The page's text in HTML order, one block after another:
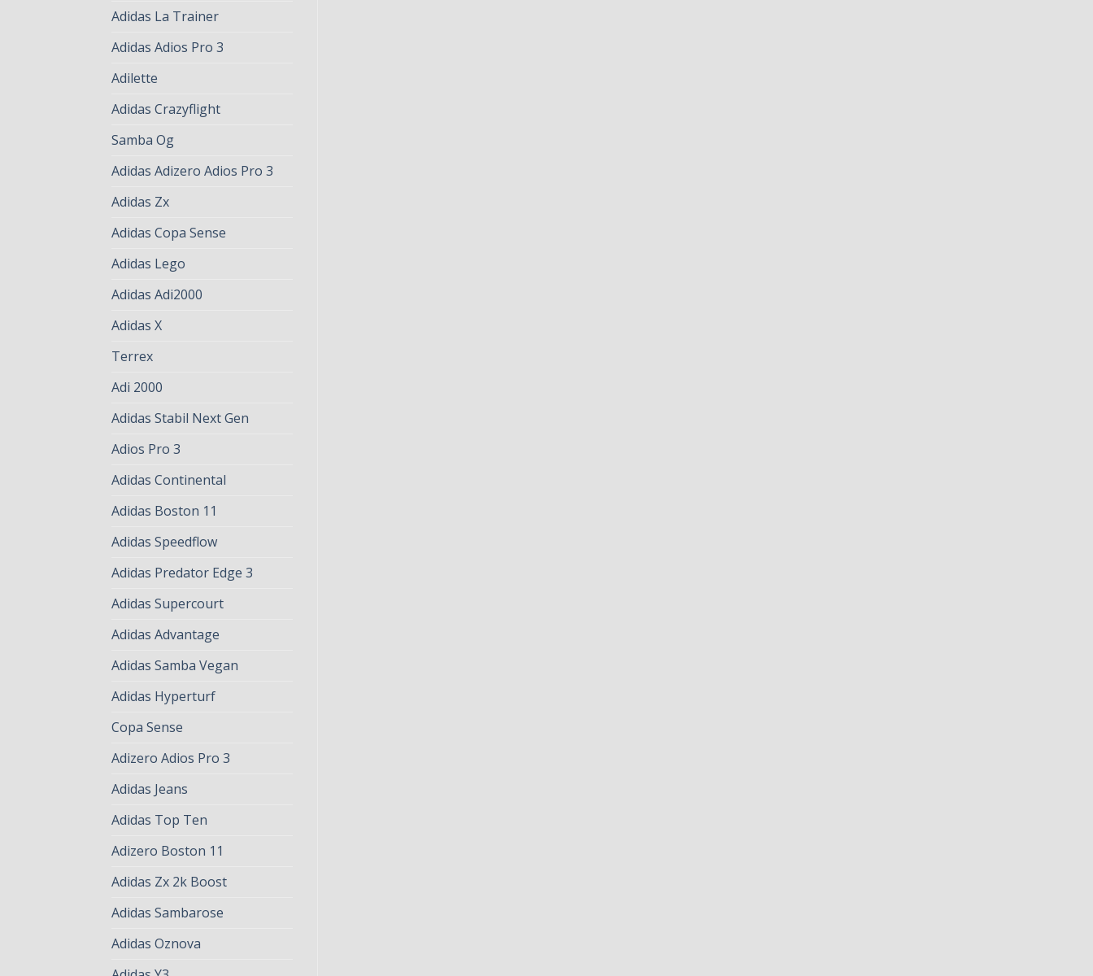
Adidas La Trainer
Adidas Adios Pro 3
Adilette
Adidas Crazyflight
Samba Og
Adidas Adizero Adios Pro 3
Adidas Zx
Adidas Copa Sense
Adidas Lego
Adidas Adi2000
Adidas X
Terrex
Adi 2000
Adidas Stabil Next Gen
Adios Pro 3
Adidas Continental
Adidas Boston 11
Adidas Speedflow
Adidas Predator Edge 3
Adidas Supercourt
Adidas Advantage
Adidas Samba Vegan
Adidas Hyperturf
Copa Sense
Adizero Adios Pro 3
Adidas Jeans
Adidas Top Ten
Adizero Boston 11
Adidas Zx 2k Boost
Adidas Sambarose
Adidas Oznova